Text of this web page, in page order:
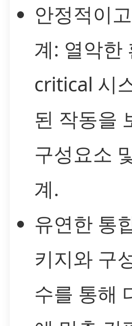
안정적이
계: 열악한
critical 시
된 작동을
구성요소
계.
유연한 통
키지와 구
수를 통해